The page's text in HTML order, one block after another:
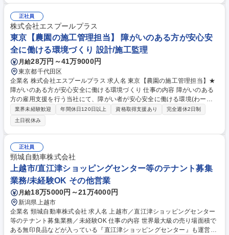
ント組織への教育・浸透 ・全体プロジェクトマネジメント※マーケティン
グプロセスにおいて”伴走型の営業支援活動”を担う。■業務内容の変更範
囲：当社業務全般 募集職種 【営業推進/事業推進)】（リーダー職）サービ
ス企画・改善の実行
正社員
株式会社エスプールプラス
東京【農園の施工管理担当】 障がいのある方が安心安
全に働ける環境づくり 設計/施工監理
月給28万円～41万9000円
東京都千代田区
企業名 株式会社エスプールプラス 求人名 東京【農園の施工管理担当】★
障がいのある方が安心安全に働ける環境づくり 仕事の内容 障がいのある
方の雇用支援を行う当社にて、障がい者が安心安全に働ける環境(わーく
はぴねす農園)を提供するために、農園の施工管理業務をお任せします。
※建物の改変を伴う業務は含みません 【詳細】 ■屋内外の新規農園の工事
工程会議（工程、施工管理）■新規農園のRFPの策定及び入札実施（現地
事前説明会含む）■入札後の分析＆コスト削減交渉■既存農園からの改善事
項の仕様書への反映管理■行政調査交渉（農業委員会への説明等）■新規施
工方法の検討及び実施■担当農園修繕の担当 ◎業者マネジメントスキルが
ある方大歓迎です！ 募集職種 東京【農園の施工管理担当】★障がいのあ
る方が安心安全に働ける環境づくり
業界未経験歓迎 年間休日120日以上 資格取得支援あり
完全週休2日制
土日祝休み
正社員
頸城自動車株式会社
上越市/直江津ショッピングセンター等のテナント募集
業務/未経験OK その他営業
月給18万5000円～21万4000円
新潟県上越市
企業名 頸城自動車株式会社 求人名 上越市／直江津ショッピングセンター
等のテナント募集業務／未経験OK 仕事の内容 世界最大級の売り場面積で
ある無印良品などが入っている『直江津ショッピングセンター』も運営し